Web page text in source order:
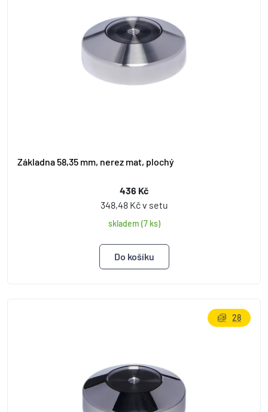
Základna 58,35 mm, nerez mat, plochý
436 Kč
348,48 Kč v setu
skladem (7 ks)
28